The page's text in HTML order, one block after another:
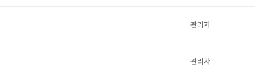
관리자
관리자